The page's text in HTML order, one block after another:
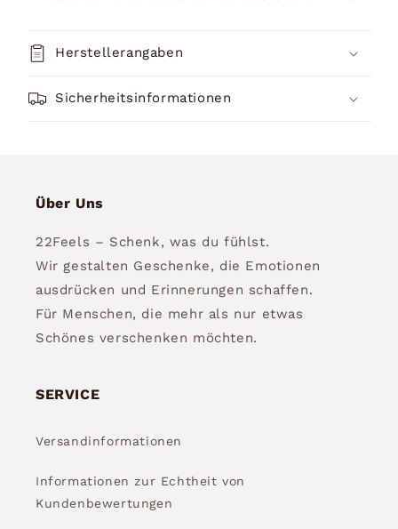
Herstellerangaben
Sicherheitsinformationen
Über Uns
22Feels – Schenk, was du fühlst.
Wir gestalten Geschenke, die Emotionen
ausdrücken und Erinnerungen schaffen.
Für Menschen, die mehr als nur etwas
Schönes verschenken möchten.
SERVICE
Versandinformationen
Informationen zur Echtheit von
Kundenbewertungen